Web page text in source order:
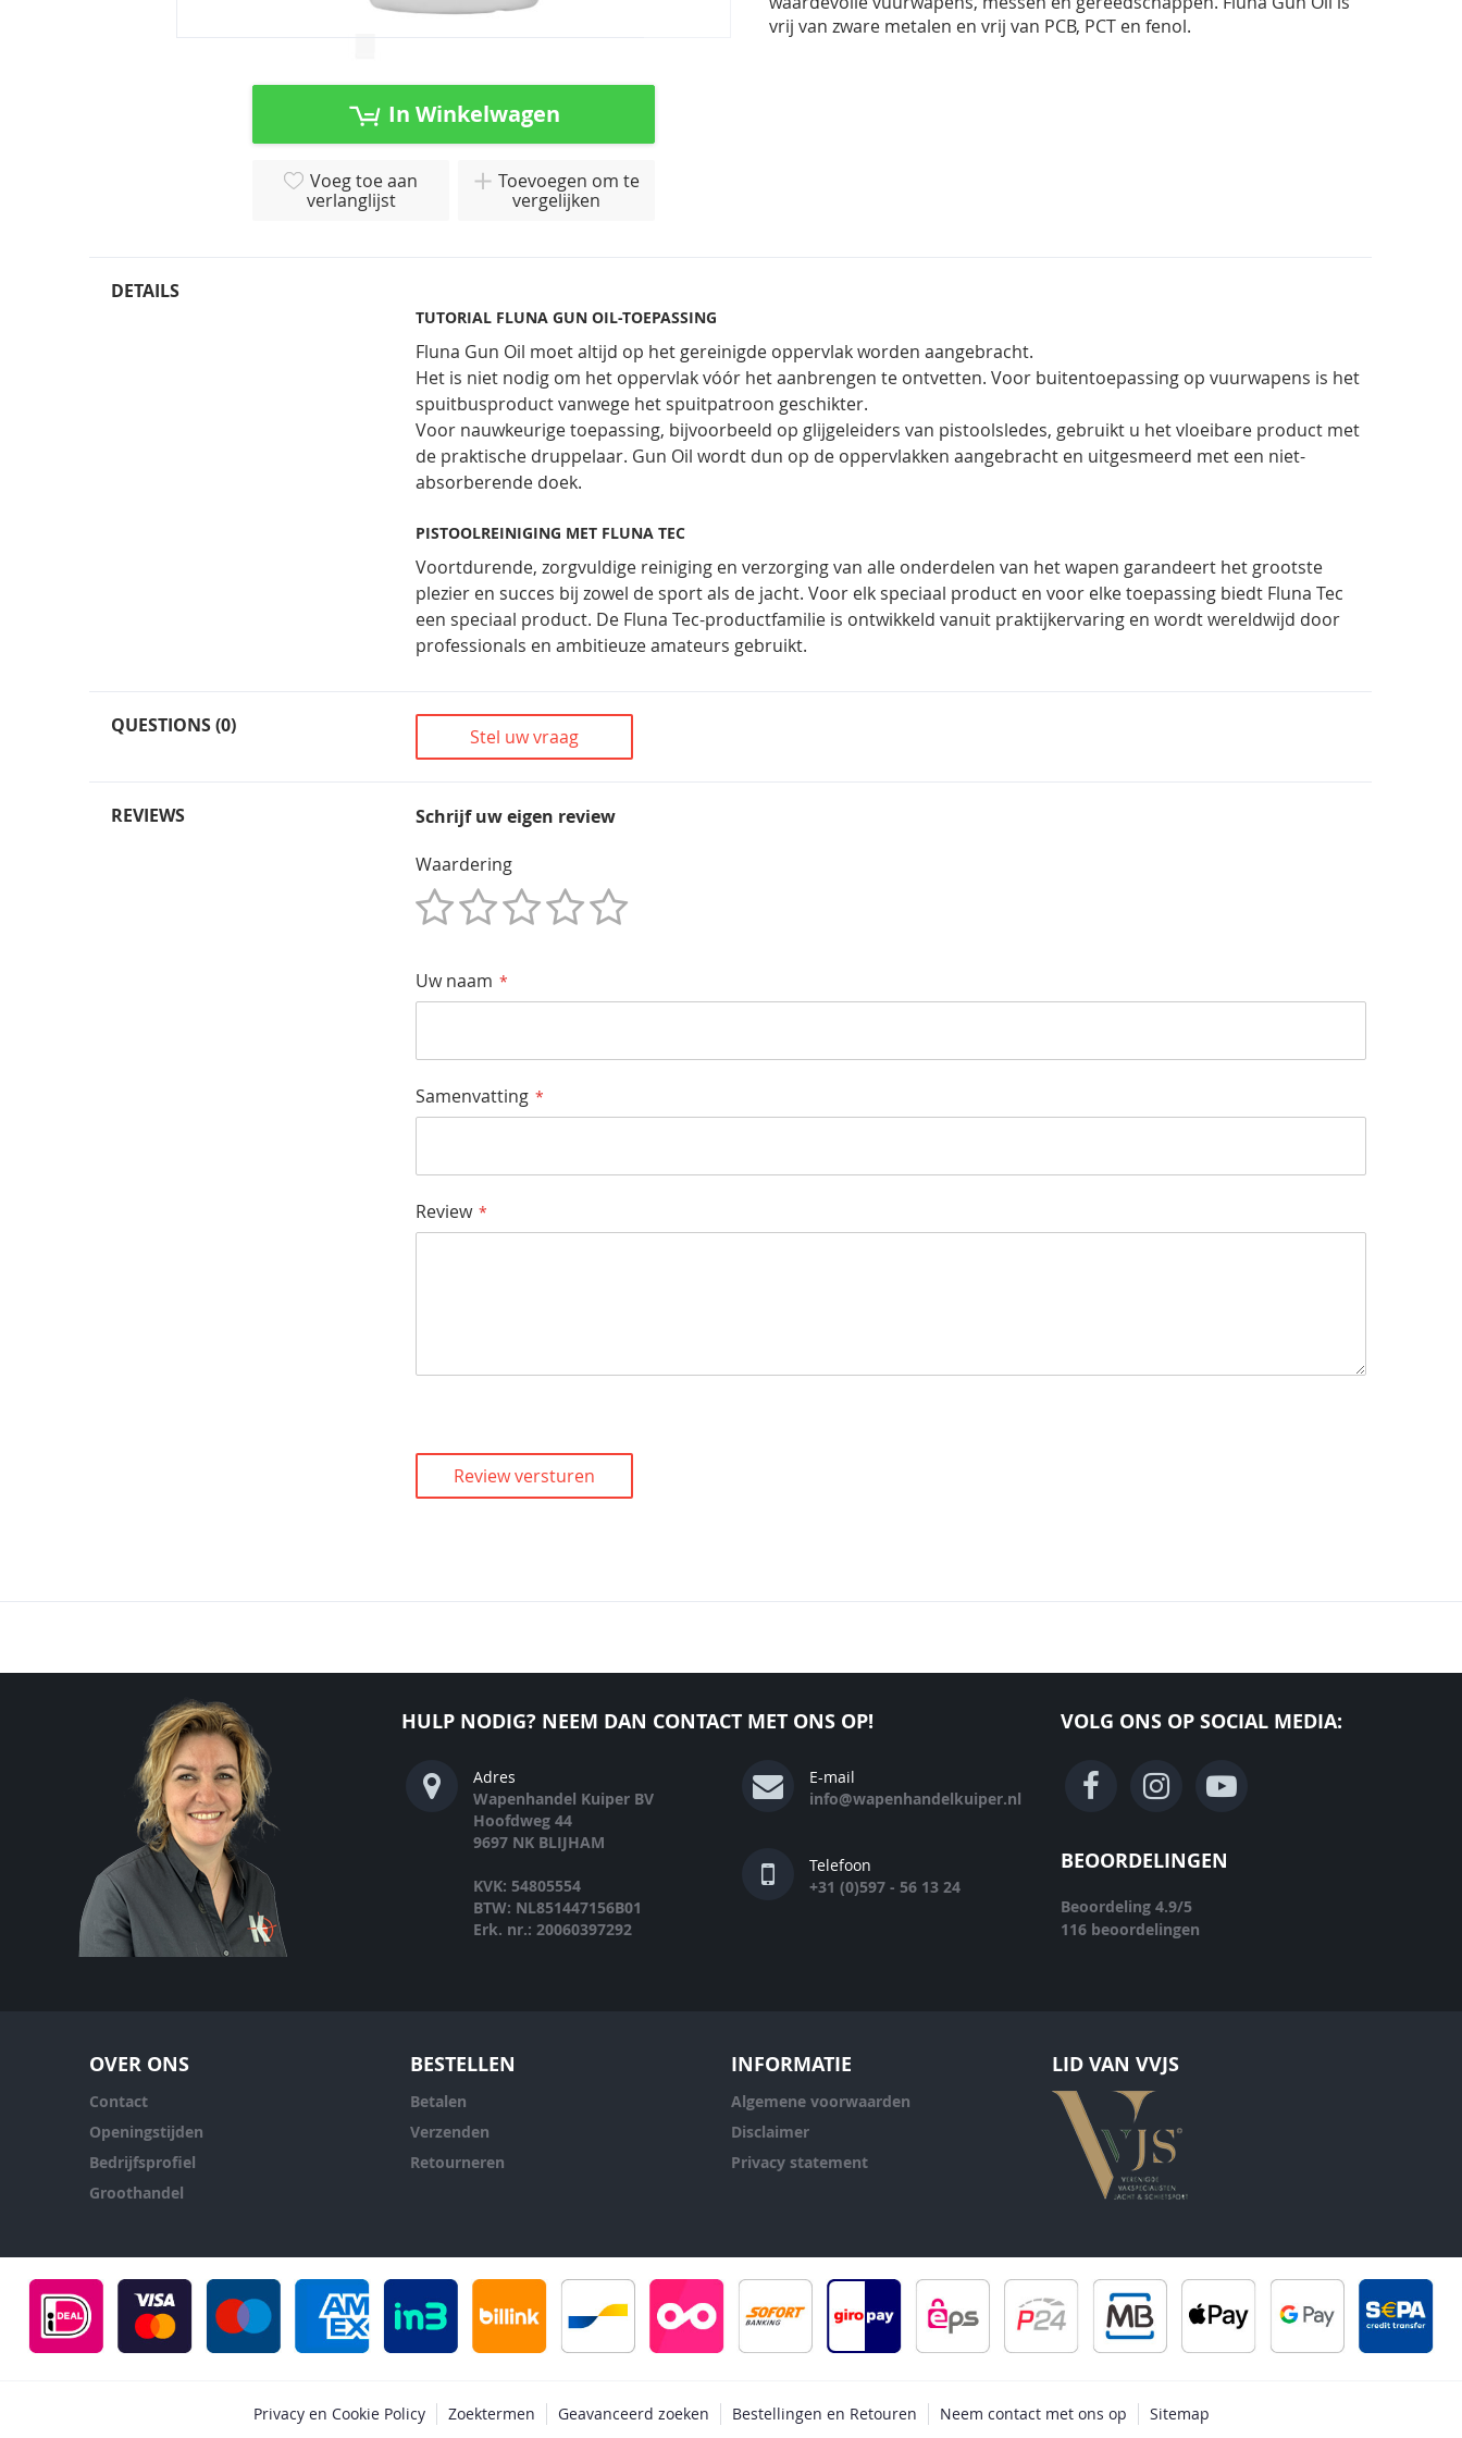
In Winkelwagen
Voeg toe aan
verlanglijst
Toevoegen om te
vergelijken
vrij van zware metalen en vrij van PCB, PCT en fenol.
DETAILS
TUTORIAL FLUNA GUN OIL-TOEPASSING
Fluna Gun Oil moet altijd op het gereinigde oppervlak worden aangebracht.
Het is niet nodig om het oppervlak vóór het aanbrengen te ontvetten. Voor buitentoepassing op vuurwapens is het
spuitbusproduct vanwege het spuitpatroon geschikter.
Voor nauwkeurige toepassing, bijvoorbeeld op glijgeleiders van pistoolsledes, gebruikt u het vloeibare product met
de praktische druppelaar. Gun Oil wordt dun op de oppervlakken aangebracht en uitgesmeerd met een niet-
absorberende doek.
PISTOOLREINIGING MET FLUNA TEC
Voortdurende, zorgvuldige reiniging en verzorging van alle onderdelen van het wapen garandeert het grootste
plezier en succes bij zowel de sport als de jacht. Voor elk speciaal product en voor elke toepassing biedt Fluna Tec
een speciaal product. De Fluna Tec-productfamilie is ontwikkeld vanuit praktijkervaring en wordt wereldwijd door
professionals en ambitieuze amateurs gebruikt.
QUESTIONS (0) Stel uw vraag
REVIEWS
Schrijf uw eigen review
Waardering
Uw naam
Samenvatting
Review
Review versturen
HULP NODIG? NEEM DAN CONTACT MET ONS OP!
Adres
Wapenhandel Kuiper BV
Hoofdweg 44
9697 NK BLIJHAM
KVK: 54805554
BTW: NL851447156B01
Erk. nr.: 20060397292
E-mail
info@wapenhandelkuiper.nl
Telefoon
+31 (0)597 - 56 13 24
VOLG ONS OP SOCIAL MEDIA:
BEOORDELINGEN
Beoordeling 4.9/5
116 beoordelingen
OVER ONS
Contact
Openingstijden
Bedrijfsprofiel
Groothandel
BESTELLEN
Betalen
Verzenden
Retourneren
INFORMATIE
Algemene voorwaarden
Disclaimer
Privacy statement
LID VAN VVJS
Privacy en Cookie Policy Zoektermen Geavanceerd zoeken Bestellingen en Retouren Neem contact met ons op
Sitemap